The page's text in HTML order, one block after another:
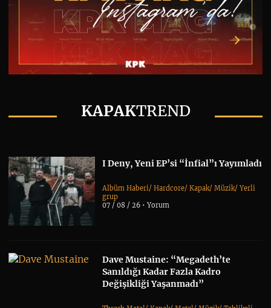
KAPAKTREND
I Deny, Yeni EP’si “İnfial”ı Yayımladı
Albüm Haberi/Hardcore/Kapak/Müzik/Yerli
grup
07 / 08 / 26 •Yorum
Dave Mustaine: “Megadeth’te
Sanıldığı Kadar Fazla Kadro
Değişikliği Yaşanmadı”